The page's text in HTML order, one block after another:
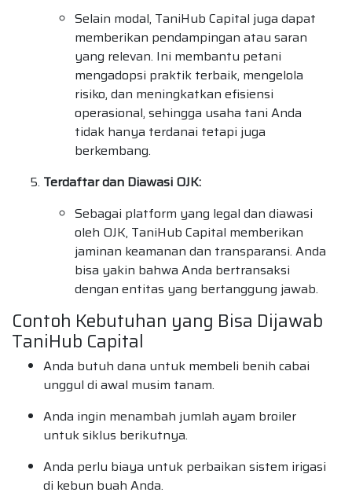
Selain modal, TaniHub Capital juga dapat
memberikan pendampingan atau saran
yang relevan. Ini membantu petani
mengadopsi praktik terbaik, mengelola
risiko, dan meningkatkan efisiensi
operasional, sehingga usaha tani Anda
tidak hanya terdanai tetapi juga
berkembang.
Terdaftar dan Diawasi OJK:
Sebagai platform yang legal dan diawasi
oleh OJK, TaniHub Capital memberikan
jaminan keamanan dan transparansi. Anda
bisa yakin bahwa Anda bertransaksi
dengan entitas yang bertanggung jawab.
Contoh Kebutuhan yang Bisa Dijawab
TaniHub Capital
Anda butuh dana untuk membeli benih cabai
unggul di awal musim tanam.
Anda ingin menambah jumlah ayam broiler
untuk siklus berikutnya.
Anda perlu biaya untuk perbaikan sistem irigasi
di kebun buah Anda.